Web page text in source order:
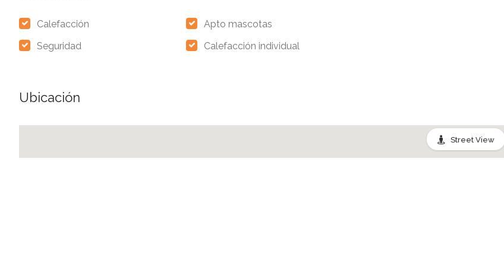
Calefacción
Seguridad
Apto mascotas
Calefacción individual
Ubicación
Street View